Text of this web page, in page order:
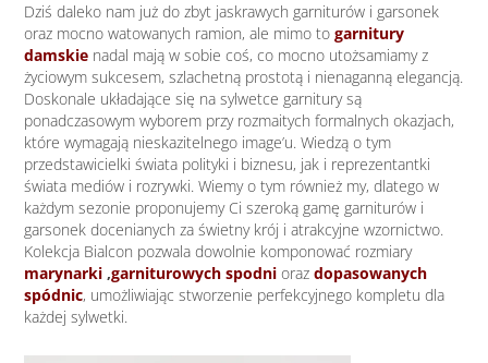
Dziś daleko nam już do zbyt jaskrawych garniturów i garsonek
oraz mocno watowanych ramion, ale mimo to garnitury
damskie nadal mają w sobie coś, co mocno utożsamiamy z
życiowym sukcesem, szlachetną prostotą i nienaganną elegancją.
Doskonale układające się na sylwetce garnitury są
ponadczasowym wyborem przy rozmaitych formalnych okazjach,
które wymagają nieskazitelnego image’u. Wiedzą o tym
przedstawicielki świata polityki i biznesu, jak i reprezentantki
świata mediów i rozrywki. Wiemy o tym również my, dlatego w
każdym sezonie proponujemy Ci szeroką gamę garniturów i
garsonek docenianych za świetny krój i atrakcyjne wzornictwo.
Kolekcja Bialcon pozwala dowolnie komponować rozmiary
marynarki ,garniturowych spodni oraz dopasowanych
spódnic, umożliwiając stworzenie perfekcyjnego kompletu dla
każdej sylwetki.